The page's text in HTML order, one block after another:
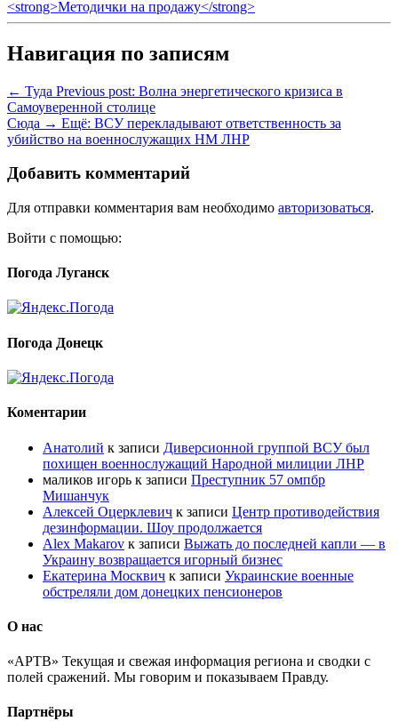
<strong>Методички на продажу</strong>
Навигация по записям
← Туда Previous post: Волна энергетического кризиса в
Самоуверенной столице
Сюда → Ещё: ВСУ перекладывают ответственность за
убийство на военнослужащих НМ ЛНР
Добавить комментарий
Для отправки комментария вам необходимо авторизоваться.
Войти с помощью:
Погода Луганск
Погода Донецк
Коментарии
Анатолий к записи Диверсионной группой ВСУ был
похищен военнослужащий Народной милиции ЛНР
маликов игорь к записи Преступник 57 омпбр
Мишанчук
Алексей Оцерклевич к записи Центр противодействия
дезинформации. Шоу продолжается
Alex Makarov к записи Выжать до последней капли — в
Украину возвращается игорный бизнес
Екатерина Москвич к записи Украинские военные
обстреляли дом донецких пенсионеров
О нас
«АРТВ» Текущая и свежая информация региона и сводки с
полей сражений. Мы говорим и показываем Правду.
Партнёры